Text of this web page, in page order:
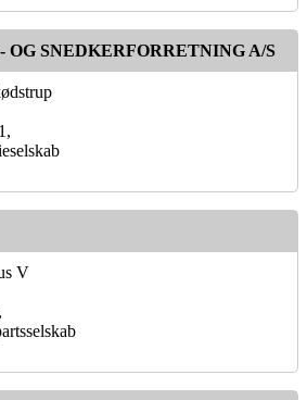
SNEDKERFORRETNING A/S
V